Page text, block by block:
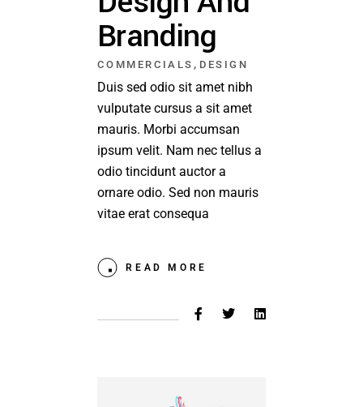
Branding
COMMERCIALS , DESIGN
Duis sed odio sit amet nibh
vulputate cursus a sit amet
mauris. Morbi accumsan
ipsum velit. Nam nec tellus a
odio tincidunt auctor a
ornare odio. Sed non mauris
vitae erat consequa
READ MORE